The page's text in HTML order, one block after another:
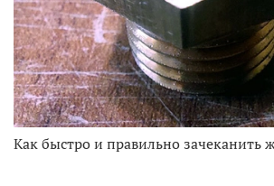
Как быстро и правильно зачеканить